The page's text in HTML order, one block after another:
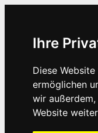
Ihre
Diese
ermöglichen
wir
Website